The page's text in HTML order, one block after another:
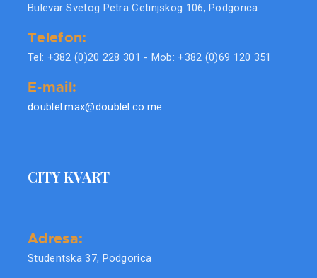
Bulevar Svetog Petra Cetinjskog 106, Podgorica
Telefon:
Tel: +382 (0)20 228 301 - Mob: +382 (0)69 120 351
E-mail:
doublel.max@doublel.co.me
CITY KVART
Adresa:
Studentska 37, Podgorica